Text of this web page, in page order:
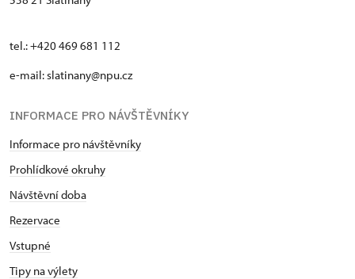
tel.: +420 469 681 112
e-mail: slatinany@npu.cz
INFORMACE PRO NÁVŠTĚVNÍKY
Informace pro návštěvníky
Prohlídkové okruhy
Návštěvní doba
Rezervace
Vstupné
Tipy na výlety